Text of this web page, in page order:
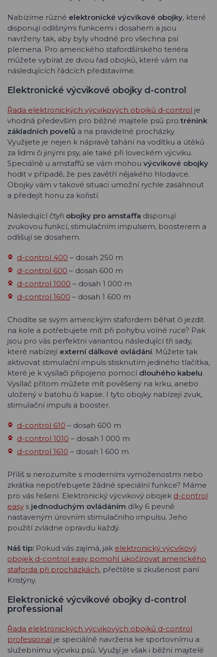
Nabízíme různé elektronické výcvikové obojky, které
disponují odlišnými funkcemi i dosahem a jsou
navrženy tak, aby byly vhodné pro všechna psí
plemena. Pro amerického stafordšírského teriéra
můžete vybírat ze dvou řad obojků, které vám na
následujících řádcích představíme.
Elektronické výcvikové obojky d-control
Řada elektronických výcvikových obojků d-control je
vhodná především pro běžné majitele psů protrénink
základních povelů a na pravidelné procházky.
Využijete je nejen k nápravě tahání na vodítku a útěků
za lidmi či jinými psy, ale také při loveckém výcviku.
Speciálně u amstaffů se vám mohou výcvikové obojky
hodit v případě, že pes zavětří nějakého hlodavce.
Obojky vám v takové situaci umožní rychle zasáhnout
a předejít honu za kořistí.
Následující čtyři obojky pro amstaffa disponují
zvukovou funkcí, stimulačním impulsem, boosterem a
odlišují se dosahem.
d-control 400 – dosah 250 m
d-control 600 – dosah 600 m
d-control 1000 – dosah 1 000 m
d-control 1600 – dosah 1 600 m
Chodíte se svým americkým stafordem běhat či jezdit
na kole a potřebujete mít při pohybu volné ruce? Pak
jsou pro vás perfektní variantou následující tři sady,
které nabízejí externí dálkové ovládání. Můžete tak
aktivovat stimulační impuls stisknutím jediného tlačítka,
které je k vysílači připojeno pomocí dlouhého kabelu.
Vysílač přitom můžete mít pověšený na krku, anebo
uložený v batohu či kapse. I tyto obojky nabízejí zvuk,
stimulační impuls a booster.
d-control 610 – dosah 600 m
d-control 1010 – dosah 1 000 m
d-control 1610 – dosah 1 600 m
Příliš si nerozumíte s moderními vymoženostmi nebo
zkrátka nepotřebujete žádné speciální funkce? Máme
pro vás řešení. Elektronický výcvikový obojek d-control
easy s jednoduchým ovládáním díky 6 pevně
nastaveným úrovním stimulačního impulsu. Jeho
použití zvládne opravdu každý.
Náš tip: Pokud vás zajímá, jak elektronický výcvikový
obojek d-control easy pomohl ukočírovat amerického
staforda při procházkách, přečtěte si zkušenost paní
Kristýny.
Elektronické výcvikové obojky d-control
professional
Řada elektronických výcvikových obojků d-control
professional je speciálně navržena ke sportovnímu a
služebnímu výcviku psů. Využijí je však i běžní majitelé